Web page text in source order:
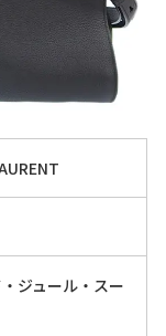
ジュール・スー